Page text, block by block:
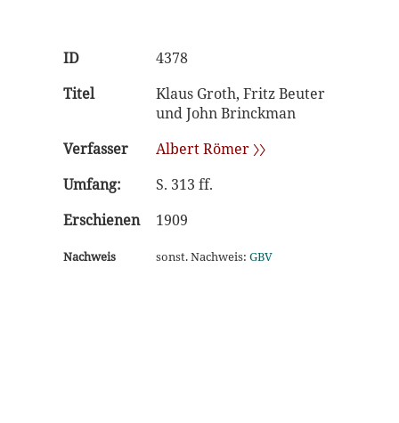
ID
4378
Titel
Klaus Groth, Fritz Beuter
und John Brinckman
Verfasser
Albert Römer 〉〉
Umfang:
S. 313 ff.
Erschienen
1909
Nachweis sonst. Nachweis: GBV